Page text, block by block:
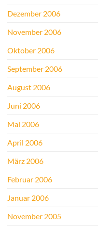
Dezember 2006
November 2006
Oktober 2006
September 2006
August 2006
Juni 2006
Mai 2006
April 2006
März 2006
Februar 2006
Januar 2006
November 2005